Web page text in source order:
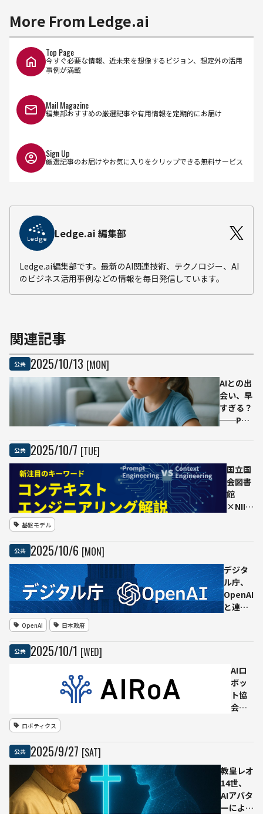
More From Ledge.ai
Top Page
今すぐ必要な情報、近未来を想像するビジョン、想定外の活用
事例が満載
Mail Magazine
編集部おすすめの厳選記事や有用情報を定期的にお届け
Sign Up
厳選記事のお届けやお気に入りをクリップできる無料サービス
Ledge.ai 編集部
Ledge.ai編集部です。最新のAI関連技術、テクノロジー、AI
のビジネス活用事例などの情報を毎日発信しています。
関連記事
公共 2025/10/13 [MON]
AIとの出
会い、早
すぎる？
──Pew
ものチャ
ットボッ
ト利用の
低年齢化
公共 2025/10/7 [TUE]
国立国
会図書
館
×NII、
トデー
タ提供
で合
意 日
基盤モデル
公共 2025/10/6 [MON]
デジタ
ル庁、
OpenAI
と連
同社モ
デルを
導入し
行政活
OpenAI 日本政府
公共 2025/10/1 [WED]
AIロ
ボッ
ト協
会、
に採
択
──
ロボ
ロボティクス
公共 2025/9/27 [SAT]
教皇レオ
14世、
AIアバタ
ーによる